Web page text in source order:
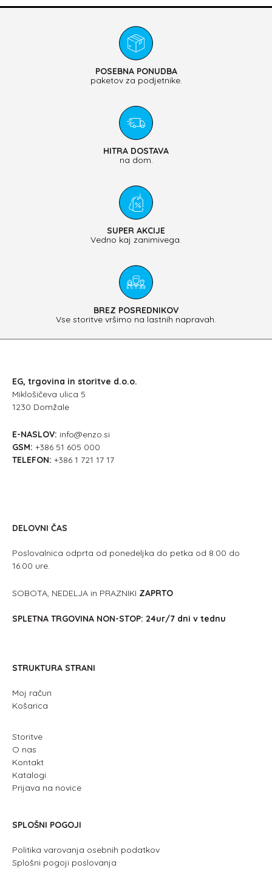
POSEBNA PONUDBA
paketov za podjetnike.
HITRA DOSTAVA
na dom.
SUPER AKCIJE
Vedno kaj zanimivega.
BREZ POSREDNIKOV
Vse storitve vršimo na lastnih napravah.
EG, trgovina in storitve d.o.o.
Miklošičeva ulica 5
1230 Domžale
E-NASLOV: info@enzo.si
GSM: +386 51 605 000
TELEFON: +386 1 721 17 17
DELOVNI ČAS
Poslovalnica odprta od ponedeljka do petka od 8.00 do
16.00 ure.
SOBOTA, NEDELJA in PRAZNIKI ZAPRTO
SPLETNA TRGOVINA NON-STOP: 24ur/7 dni v tednu
STRUKTURA STRANI
Moj račun
Košarica
Storitve
O nas
Kontakt
Katalogi
Prijava na novice
SPLOŠNI POGOJI
Politika varovanja osebnih podatkov
Splošni pogoji poslovanja